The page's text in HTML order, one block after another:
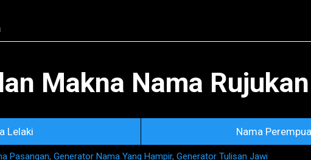
Makna Nama
Lelaki Nama
Pasangan, Generator Nama Yang Hampir, Generator Tulisan Jawi